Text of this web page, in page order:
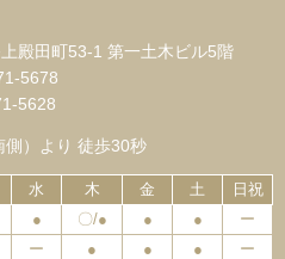
殿田町53-1 第一土木ビル5階
5678
5628
側）より 徒歩30秒
水 木 金 土
日祝
● 〇/● ● ●
ー
ー ● ● ●
ー